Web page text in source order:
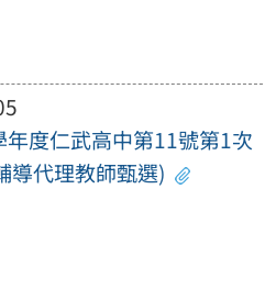
年度仁武高中第11號第1次
導代理教師甄選)